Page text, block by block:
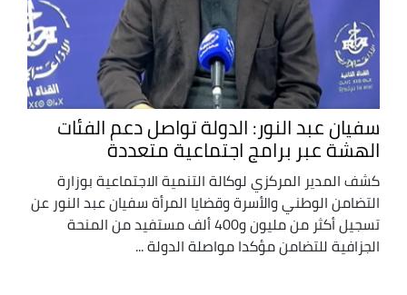
سفيان عبد النور: الدولة تواصل دعم الفئات
الهشة عبر برامج اجتماعية متعددة
كشف المدير المركزي لوكالة التنمية الاجتماعية بوزارة
التضامن الوطني والأسرة وقضايا المرأة سفيان عبد النور عن
تسجيل أكثر من مليون و400 ألف مستفيد من المنحة
الجزافية للتضامن مؤكدا مواصلة الدولة ...